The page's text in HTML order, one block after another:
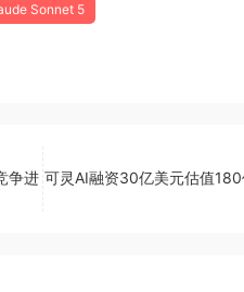
Sonnet 5
争进 可灵AI融资30亿美元估值